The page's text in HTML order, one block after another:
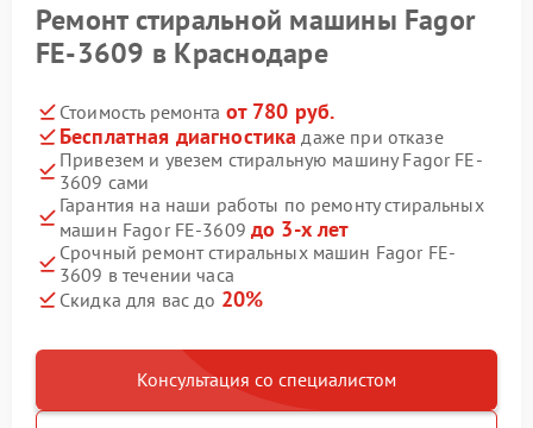
Ремонт стиральной машины Fagor
FE-3609 в Краснодаре
Стоимость ремонта от 780 руб.
Бесплатная диагностика даже при отказе
Привезем и увезем стиральную машину Fagor FE-
3609 сами
Гарантия на наши работы по ремонту стиральных
машин Fagor FE-3609 до 3-х лет
Срочный ремонт стиральных машин Fagor FE-
3609 в течении часа
Скидка для вас до 20%
Консультация со специалистом